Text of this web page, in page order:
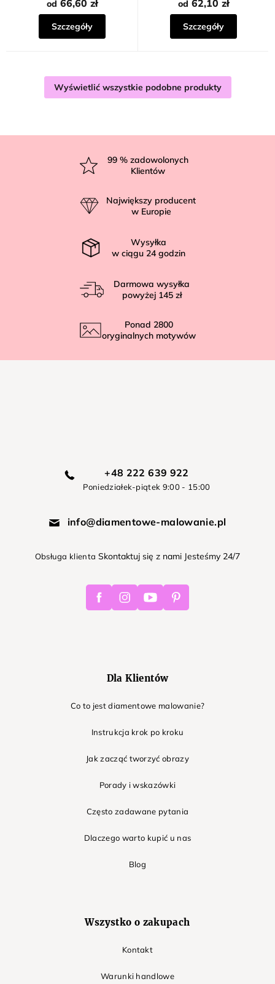
od 66,60 zł
Szczegóły
od 62,10 zł
Szczegóły
Wyświetlić wszystkie podobne produkty
99 % zadowolonych
Klientów
Największy producent
w Europie
Wysyłka
w ciągu 24 godzin
Darmowa wysyłka
powyżej 145 zł
Ponad 2800
oryginalnych motywów
+48 222 639 922
Poniedziałek-piątek 9:00 - 15:00
info@diamentowe-malowanie.pl
Obsługa klienta Skontaktuj się z nami Jesteśmy 24/7
FacebookInstagramYoutube Pinterest
Dla Klientów
Co to jest diamentowe malowanie?
Instrukcja krok po kroku
Jak zacząć tworzyć obrazy
Porady i wskazówki
Często zadawane pytania
Dlaczego warto kupić u nas
Blog
Wszystko o zakupach
Kontakt
Warunki handlowe